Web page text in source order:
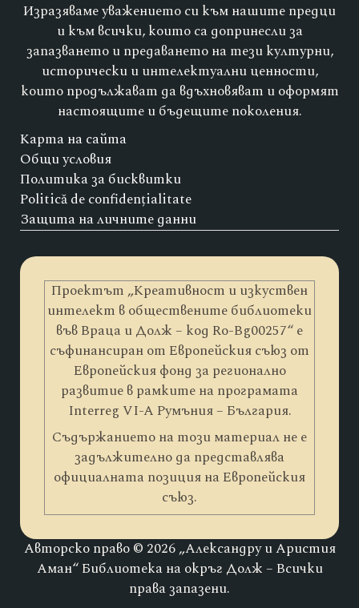
Изразяваме уважението си към нашите предци
и към всички, които са допринесли за
запазването и предаването на тези културни,
исторически и интелектуални ценности,
които продължават да вдъхновяват и оформят
настоящите и бъдещите поколения.
Карта на сайта
Общи условия
Политика за бисквитки
Politică de confidențialitate
Защита на личните данни
Проектът „Креативност и изкуствен
интелект в обществените библиотеки
във Враца и Долж – код Ro-Bg00257“ е
съфинансиран от Европейския съюз от
Европейския фонд за регионално
развитие в рамките на програмата
Interreg VI-A Румъния – България.
Съдържанието на този материал не е
задължително да представлява
официалната позиция на Европейския
съюз.
Авторско право © 2026 „Александру и Аристия
Аман“ Библиотека на окръг Долж – Всички
права запазени.